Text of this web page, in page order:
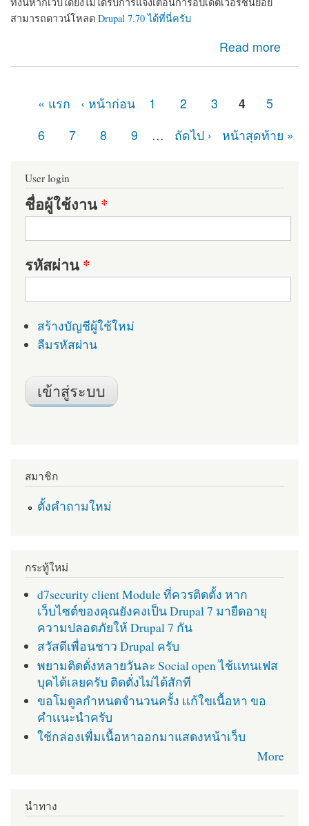
สามารถดาวน์โหลด Drupal 7.70 ได้ที่นี่ครับ
Read more
about ในที่สุดก็มา Drupal 7.70 ออกแล้ว เว็บไซต์ที่ใช้
Drupal 7 อย่าลืมอัปเดตเพื่อความปลอดภัย
« แรก ‹ หน้าก่อน 1 2 3 4
5
6
7 8 9 … ถัดไป › หน้าสุดท้าย »
User login
ชื่อผู้ใช้งาน*
รหัสผ่าน*
สร้างบัญชีผู้ใช้ใหม่
ลืมรหัสผ่าน
สมาชิก
ตั้งคำถามใหม่
กระทู้ใหม่
d7security client Module ที่ควรติดตั้ง หาก
เว็บไซต์ของคุณยังคงเป็น Drupal 7 มายืดอายุ
ความปลอดภัยให้ Drupal 7 กัน
สวัสดีเพื่อนชาว Drupal ครับ
พยามติดตั่งหลายวันละ Social open ไช้เเทนเฟส
บุคได้เลยครับ ติดตั่งไม่ได้สักที
ขอโมดูลกำหนดจำนวนครั้ง เเก้ใขเนื้อหา ขอ
คำเเนะนำครับ
ใช้กล่องเพื่มเนื้อหาออกมาแสดงหน้าเว็บ
More
นำทาง